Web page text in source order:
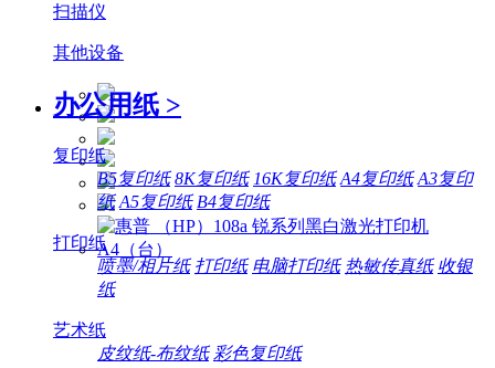
扫描仪
其他设备
办公用纸 >
复印纸
B5复印纸 8K复印纸 16K复印纸 A4复印纸 A3复印
纸 A5复印纸 B4复印纸
打印纸
喷墨/相片纸 打印纸 电脑打印纸 热敏传真纸 收银
纸
艺术纸
皮纹纸-布纹纸 彩色复印纸